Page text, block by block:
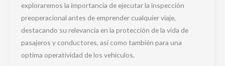
exploraremos la importancia de ejecutar la inspección
preoperacional antes de emprender cualquier viaje,
destacando su relevancia en la protección de la vida de
pasajeros y conductores, así como también para una
optima operatividad de los vehículos.